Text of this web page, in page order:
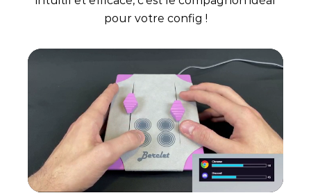
pour votre config !